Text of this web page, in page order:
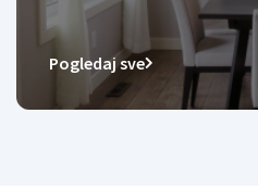
Pogledaj sve